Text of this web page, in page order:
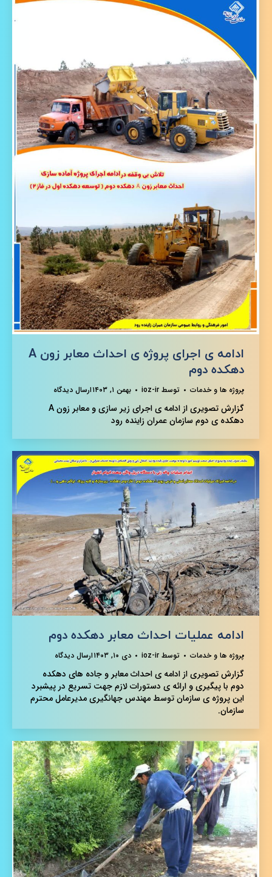
ادامه ی اجرای پروژه ی احداث معابر زون A
دهکده دوم
پروژه ها و خدمات توسط ioz-ir بهمن ۱, ۱۴۰۳ ارسال دیدگاه
گزارش تصویری از ادامه ی اجرای زیر سازی و معابر زون A
دهکده ی دوم سازمان عمران زاینده رود
ادامه عملیات احداث معابر دهکده دوم
پروژه ها و خدمات توسط ioz-ir دی ۱۰, ۱۴۰۳ ارسال دیدگاه
گزارش تصویری از ادامه ی احداث معابر و جاده های دهکده
دوم با پیگیری و ارائه ی دستورات لازم جهت تسریع در پیشبرد
این پروژه ی سازمان توسط مهندس جهانگیری مدیرعامل محترم
سازمان.